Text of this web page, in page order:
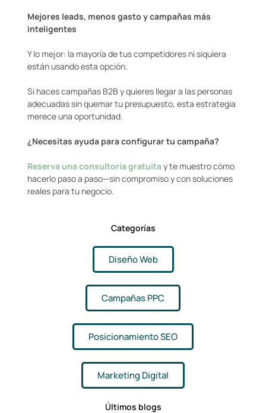
Mejores leads, menos gasto y campañas más
inteligentes
Y lo mejor: la mayoría de tus competidores ni siquiera
están usando esta opción.
Si haces campañas B2B y quieres llegar a las personas
adecuadas sin quemar tu presupuesto, esta estrategia
merece una oportunidad.
¿Necesitas ayuda para configurar tu campaña?
Reserva una consultoría gratuitay te muestro cómo
hacerlo paso a paso—sin compromiso y con soluciones
reales para tu negocio.
Categorías
Diseño Web
Campañas PPC
Posicionamiento SEO
Marketing Digital
Últimos blogs